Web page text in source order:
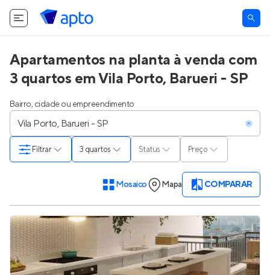
Apartamentos na planta à venda com
3 quartos em Vila Porto, Barueri - SP
Bairro, cidade ou empreendimento
3 quartos Status Preço
Filtrar
Mosaico Mapa COMPARAR